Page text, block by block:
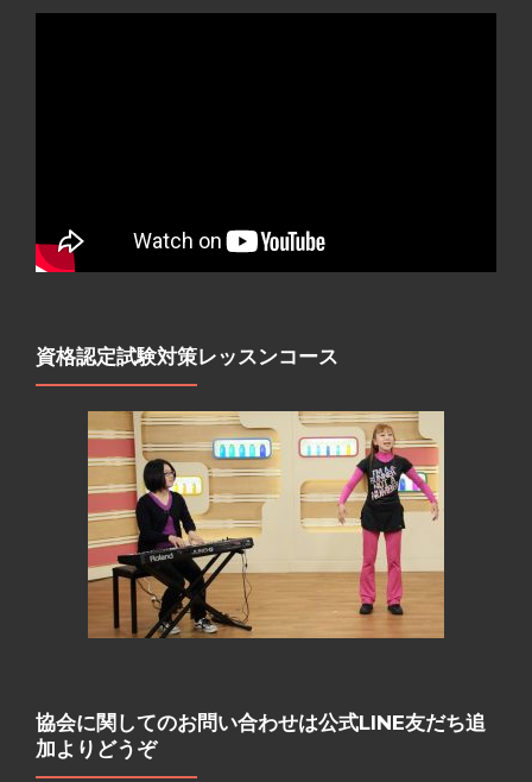
資格認定試験対策レッスンコース
協会に関してのお問い合わせは公式LINE友だち追
加よりどうぞ